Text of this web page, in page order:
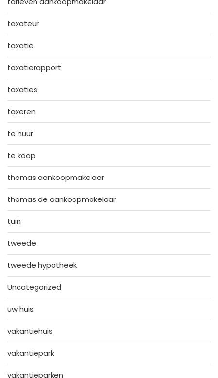
taxateur
taxatie
taxatierapport
taxaties
taxeren
te huur
te koop
thomas aankoopmakelaar
thomas de aankoopmakelaar
tuin
tweede
tweede hypotheek
Uncategorized
uw huis
vakantiehuis
vakantiepark
vakantieparken